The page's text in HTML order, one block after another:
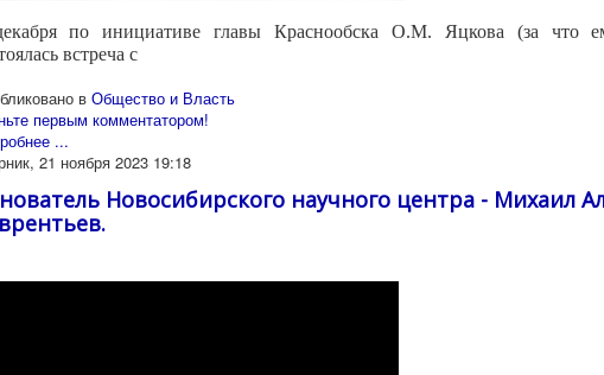
по инициативе главы Краснообска О.М. Яцкова (за что
встреча с
в Общество и Власть
первым комментатором!
...
21 ноября 2023 19:18
Новосибирского научного центра - Михаил